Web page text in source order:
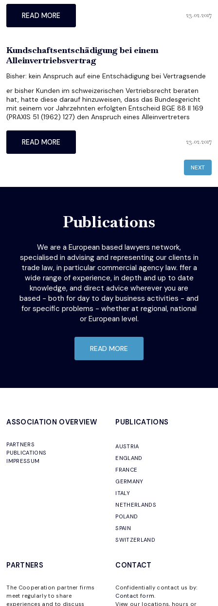
READ MORE 23.02.2017
Kundschaftsentschädigung bei einem
Alleinvertriebsvertrag
Bisher: kein Anspruch auf eine Entschädigung bei Vertragsende
er bisher Kunden im schweizerischen Vertriebsrecht beraten
hat, hatte diese darauf hinzuweisen, dass das Bundesgericht
mit seinem vor Jahrzehnten erfolgten Entscheid BGE 88 II 169
(PRAXIS 51 (1962) 127) den Anspruch eines Alleinvertreters
READ MORE 23.02.2017
NEXT
Publications
We are a European based lawyers network,
specialised in advising and representing our clients in
trade law, in particular commercial agency law. ffer a
wide range of experience, in depth and up to date
knowledge, and direct advice wherever you are
based - both for day to day business activities - and
for specific problems - whether at regional, national
or European level.
READ MORE
ASSOCIATION OVERVIEW
PARTNERS
PUBLICATIONS
IMPRESSUM
PUBLICATIONS
AUSTRIA
ENGLAND
FRANCE
GERMANY
ITALY
NETHERLANDS
POLAND
SPAIN
SWITZERLAND
PARTNERS
The Cooperation partner firms
meet regularly to share
experiences and to discuss
CONTACT
Confidentially contact us by:
Contact form
View our locations, hours or